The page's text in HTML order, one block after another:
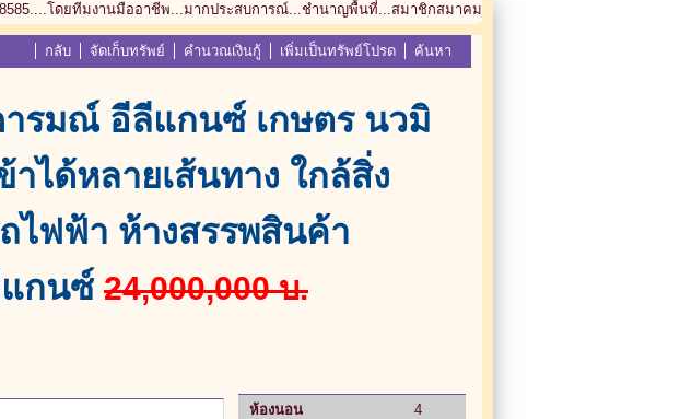
โดยทีมงานมืออาชีพ...มากประสบการณ์...ชำนาญพื้นที่...สมาชิกสมาคม นายหน้าอสังหาริมทรัพย์ไทย
กลับ จัดเก็บทรัพย์ คำนวณเงินกู้ เพิ่มเป็นทรัพย์โปรด ค้นหา
รมณ์ อีลีแกนซ์ เกษตร นวมิ
าได้หลายเส้นทาง ใกล้สิ่ง
ไฟฟ้า ห้างสรรพสินค้า
กนซ์ 24,000,000 บ.
ห้องนอน 4